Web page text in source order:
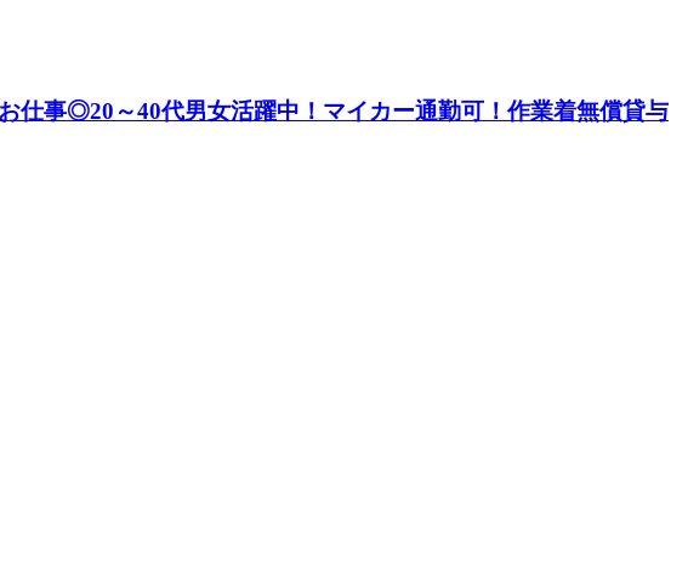
仕事◎20～40代男女活躍中！マイカー通勤可！作業着無償貸与